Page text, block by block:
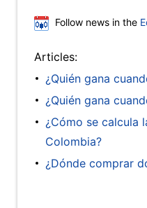
Follow news in the
Articles:
¿Quién gana
¿Quién gana
¿Cómo se calcula
Colombia?
¿Dónde comprar